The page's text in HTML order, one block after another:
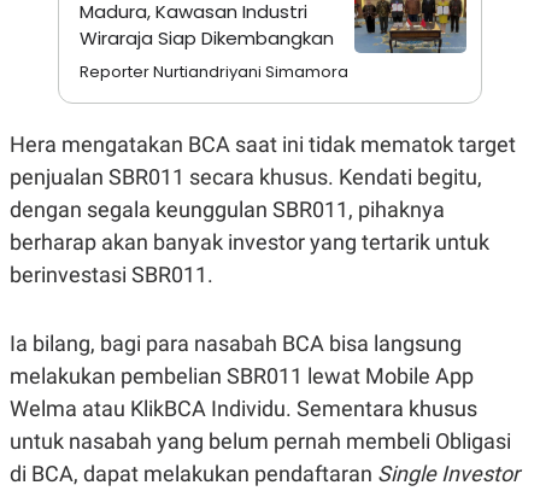
T
R
A
N
L
E
A
I
KANAL
Madura, Kawasan Industri
Wiraraja Siap Dikembangkan
Reporter Nurtiandriyani Simamora
Hera mengatakan BCA saat ini tidak mematok target
penjualan SBR011 secara khusus. Kendati begitu,
dengan segala keunggulan SBR011, pihaknya
berharap akan banyak investor yang tertarik untuk
berinvestasi SBR011.
Ia bilang, bagi para nasabah BCA bisa langsung
melakukan pembelian SBR011 lewat Mobile App
Welma atau KlikBCA Individu. Sementara khusus
untuk nasabah yang belum pernah membeli Obligasi
di BCA, dapat melakukan pendaftaran Single Investor